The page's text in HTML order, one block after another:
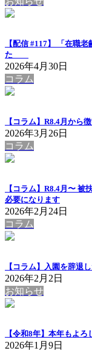
【配信 #117】 「在職
た
2026年4月30日
コラム
【コラム】R8.4月から
2026年3月26日
コラム
【コラム】R8.4月〜
必要になります
2026年2月24日
コラム
【コラム】入園を辞退
2026年2月2日
お知らせ
【令和8年】本年もよ
2026年1月9日